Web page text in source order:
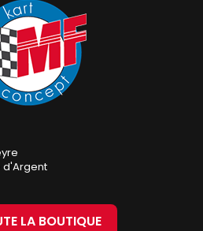
d'Argent
LA BOUTIQUE